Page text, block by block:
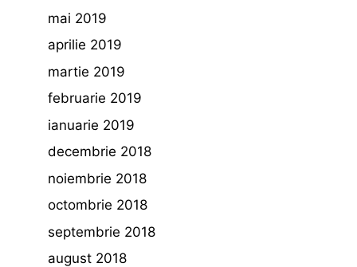
mai 2019
aprilie 2019
martie 2019
februarie 2019
ianuarie 2019
decembrie 2018
noiembrie 2018
octombrie 2018
septembrie 2018
august 2018